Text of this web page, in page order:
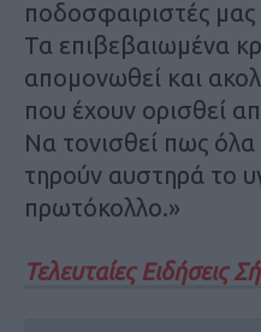
ποδοσφαιριστές μας
Τα επιβεβαιωμένα
απομονωθεί και
που έχουν ορισθεί
Να τονισθεί πως
τηρούν αυστηρά το
πρωτόκολλο.»
Τελευταίες Ειδήσεις